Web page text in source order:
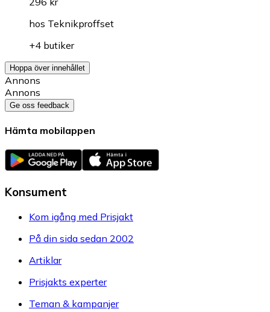
hos Teknikproffset
+4 butiker
Hoppa över innehållet
Annons
Annons
Ge oss feedback
Hämta mobilappen
Konsument
Kom igång med Prisjakt
På din sida sedan 2002
Artiklar
Prisjakts experter
Teman & kampanjer